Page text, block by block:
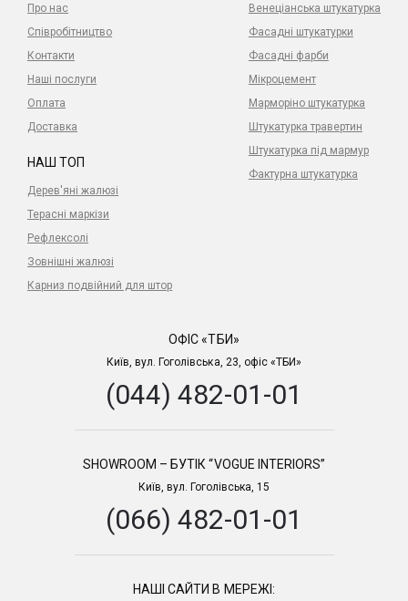
Про нас
Співробітництво
Контакти
Наші послуги
Оплата
Доставка
Венеціанська штукатурка
Фасадні штукатурки
Фасадні фарби
Мікроцемент
Марморіно штукатурка
Штукатурка травертин
Штукатурка під мармур
Фактурна штукатурка
НАШ ТОП
Дерев'яні жалюзі
Терасні маркізи
Рефлексолі
Зовнішні жалюзі
Карниз подвійний для штор
ОФІС «ТБИ»
Київ, вул. Гоголівська, 23, офіс «ТБИ»
(044) 482-01-01
SHOWROOM – БУТІК “VOGUE INTERIORS”
Київ, вул. Гоголівська, 15
(066) 482-01-01
НАШІ САЙТИ В МЕРЕЖІ: